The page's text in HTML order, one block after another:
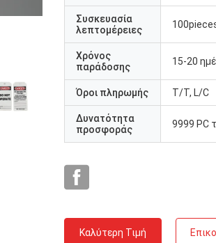
Συσκευασία
λεπτομέρειες
Χρόνος
παράδοσης
15-20
Όροι πληρωμής T/T, L/C
Δυνατότητα
προσφοράς
9999 PC
Καλύτερη Τιμή